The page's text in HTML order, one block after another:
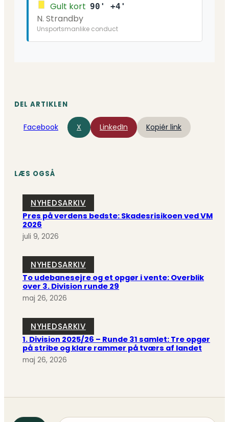
Gult kort 90' +4'
N. Strandby
Unsportsmanlike conduct
DEL ARTIKLEN
Facebook X LinkedIn Kopiér link
LÆS OGSÅ
NYHEDSARKIV
Pres på verdens bedste: Skadesrisikoen ved VM
2026
juli 9, 2026
NYHEDSARKIV
To udebanesejre og et opgør i vente: Overblik
over 3. Division runde 29
maj 26, 2026
NYHEDSARKIV
1. Division 2025/26 – Runde 31 samlet: Tre opgør
på stribe og klare rammer på tværs af landet
maj 26, 2026